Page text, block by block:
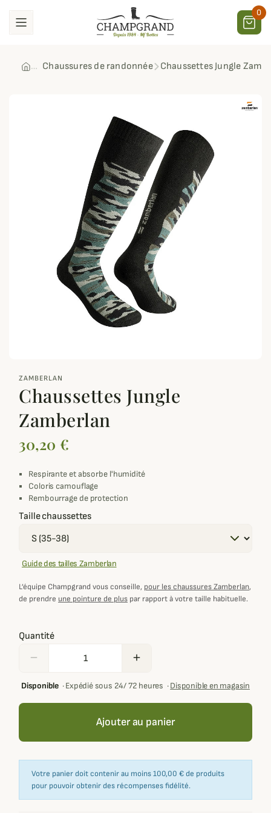
0
Chaussures de randonnée Chaussettes Jungle
ZAMBERLAN
Chaussettes Jungle
Zamberlan
30,20 €
Respirante et absorbe l'humidité
Coloris camouflage
Rembourrage de protection
Taille chaussettes
Guide des tailles Zamberlan
L’équipe Champgrand vous conseille, pour les chaussures Zamberlan,
de prendre une pointure de plus par rapport à votre taille habituelle.
Quantité
remove add
Disponible·Expédié sous 24/ 72 heures ·Disponible en magasin
Ajouter au panier
Votre panier doit contenir au moins 100,00 € de produits
pour pouvoir obtenir des récompenses fidélité.